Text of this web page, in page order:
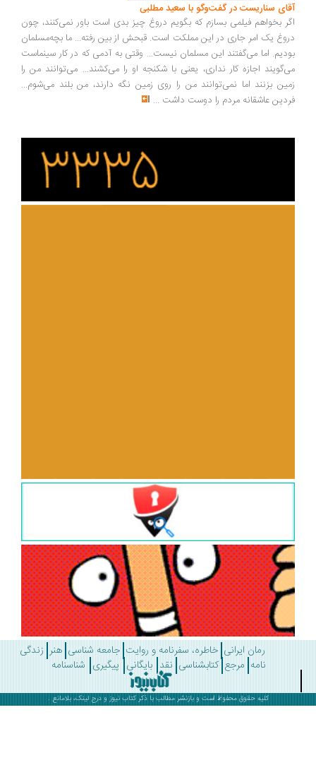
سناریست در گفت‌وگو با سعید مطلبی
بخواهم فیلمی بسازم که بگویم دروغ چیز بدی است باور نمی‌کنند، چون
یک امر جاری در این مملکت است. قبحش از بین رفته... ما بچه‌مسلمان
اما می‌گفتند این مسلمان نیست... وقتی به آدمی که در کار سینماست
اجازه کار نداری، یعنی با شکنجه او را می‌کشند... می‌توانند من را
بزنند اما نمی‌توانند من را روی زمین نگه دارند، من بلند می‌شوم...
عاشقانه مردم را دوست داشت ...
رمان ایرانی خاطره، سفرنامه و روایت جامعه شناسی هنر زندگی
مرجع کتابشناسی نقد بایگانی پیگیری شناسنامه
کلیه حقوق محفوظ است و بازنشر مطالب با ذکرکتاب نیوز و درج لینک، بلامانع .